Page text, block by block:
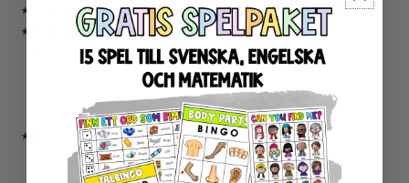
★ UTOMHUSPEDAGOGIK
★ ANDRA ÄMNEN
SOCIALA FÄRDIGHETER
RELIGIONSKUNSKAP
★ SERIER
ESCAPE ROOMS
UPPGIFTSKORT SVENSKA